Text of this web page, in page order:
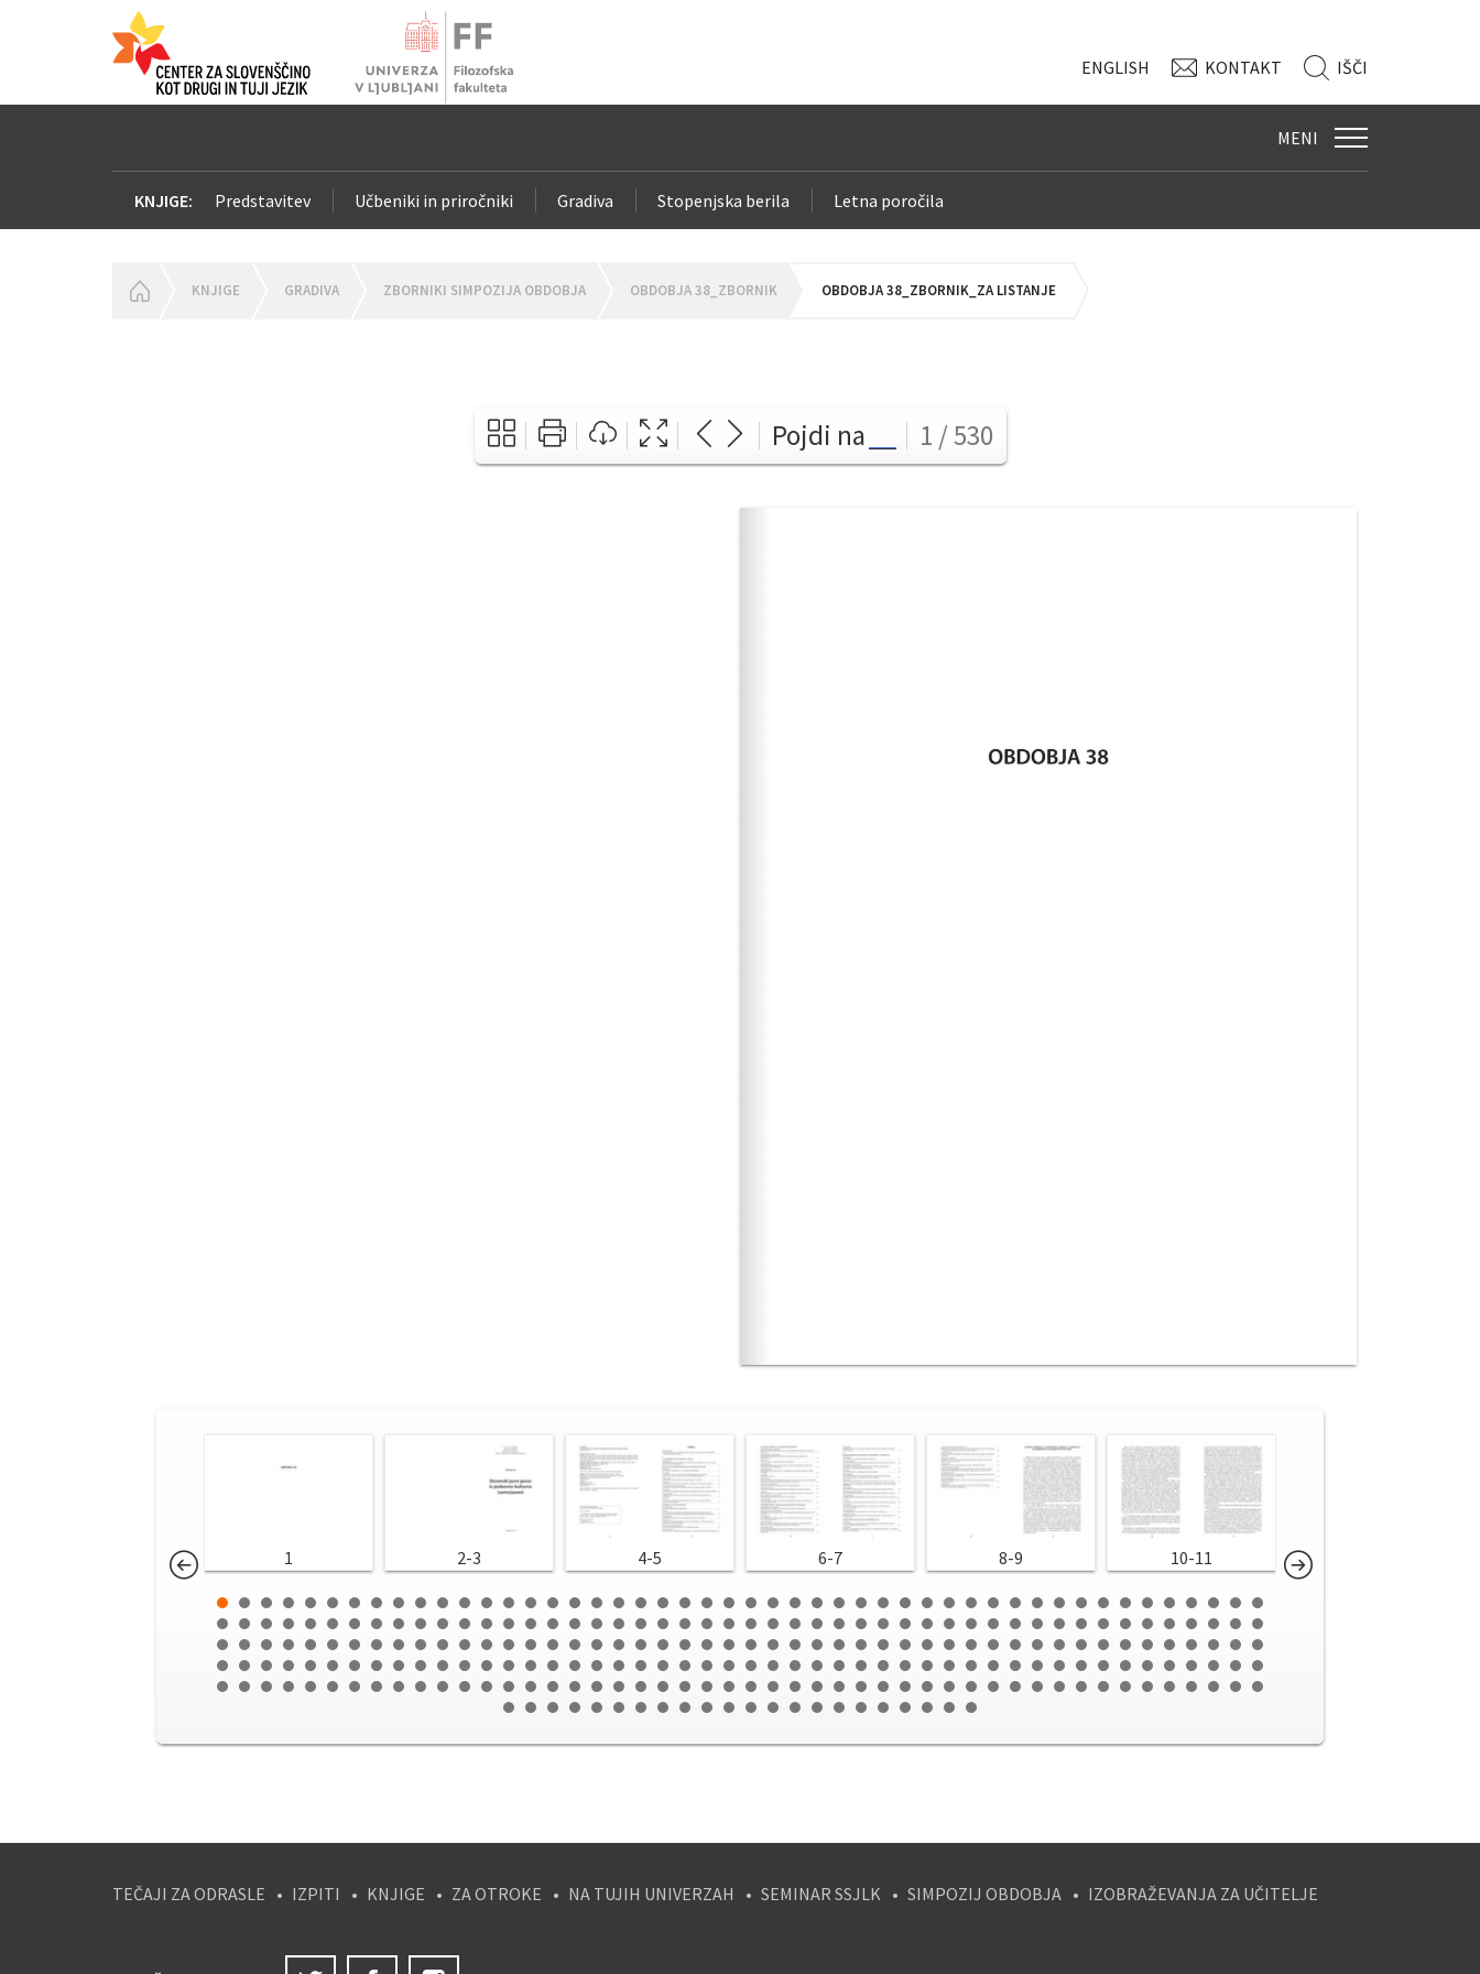
ENGLISH KONTAKT IŠČI
MENI
KNJIGE: Predstavitev Učbeniki in priročniki Gradiva Stopenjska berila Letna poročila
HOMEPAGE
KNJIGE GRADIVA ZBORNIKI SIMPOZIJA OBDOBJA OBDOBJA 38_ZBORNIK OBDOBJA 38_ZBORNIK_ZA LISTANJE
Pojdi na 1 / 530
1 2-3 4-5 6-7 8-9 10-11
TEČAJI ZA ODRASLE IZPITI KNJIGE ZA OTROKE NA TUJIH UNIVERZAH SEMINAR SSJLK SIMPOZIJ OBDOBJA IZOBRAŽEVANJA ZA UČITELJE
Twitter Facebook